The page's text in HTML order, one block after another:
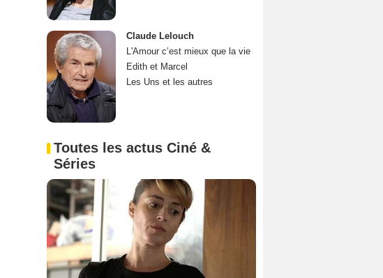
Claude Lelouch
L'Amour c’est mieux que la vie
Edith et Marcel
Les Uns et les autres
Toutes les actus Ciné &
Séries